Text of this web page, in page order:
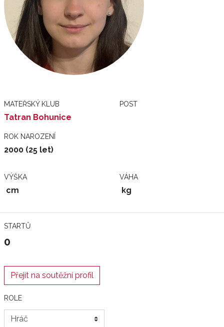
MATEŘSKÝ KLUB
Tatran Bohunice
POST
ROK NAROZENÍ
2000 (25 let)
VÝŠKA
cm
VÁHA
kg
STARTŮ
0
Přejít na soutěžní profil
ROLE